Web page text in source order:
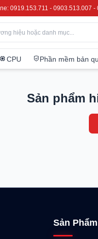
0919.153.711 - 0903.513.007 -
CPU Phần mềm bản
Sản phẩm
Sản Phẩm